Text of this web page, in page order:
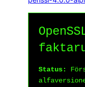
Status: